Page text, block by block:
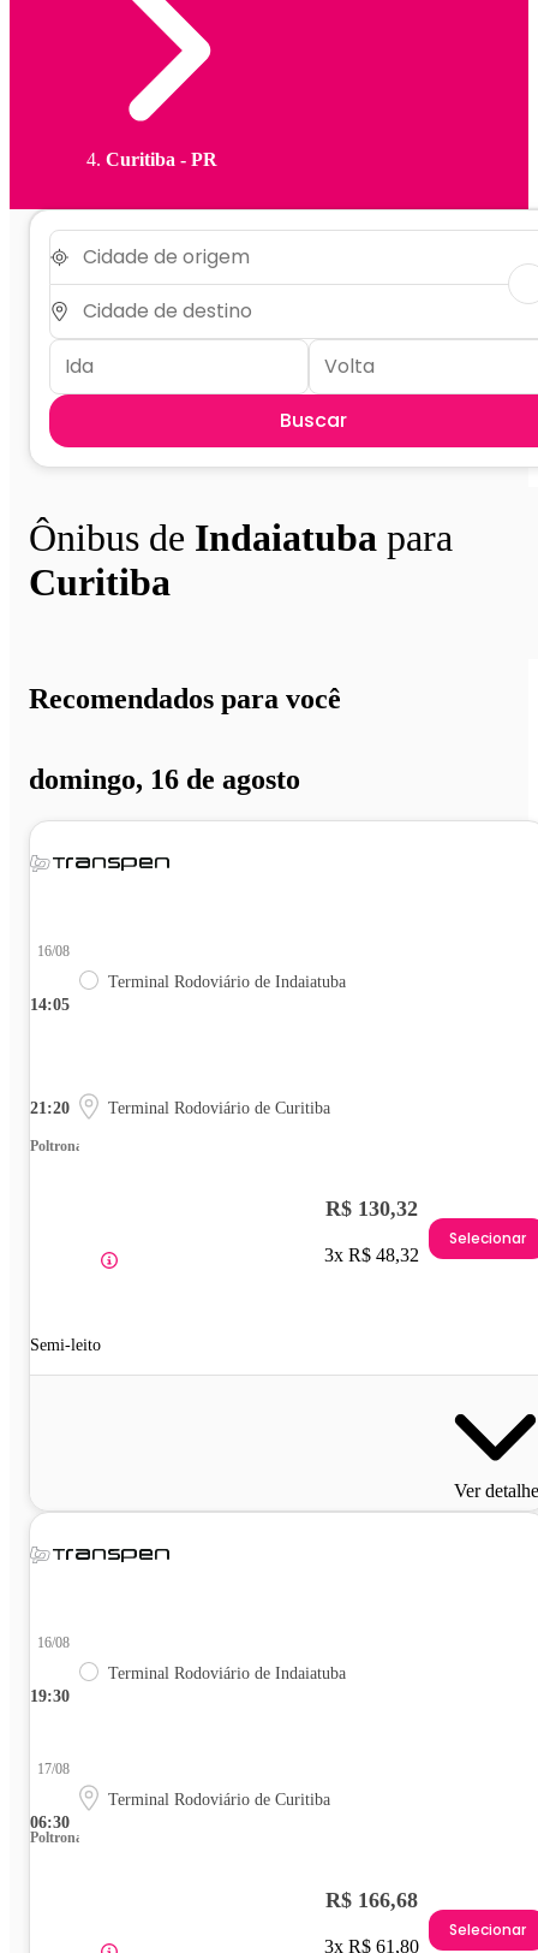
Curitiba - PR
Buscar
Ônibus de Indaiatuba para
Curitiba
Recomendados para você
domingo, 16 de agosto
14:05
16/08
Terminal Rodoviário de Indaiatuba
21:20 Terminal Rodoviário de Curitiba
Poltrona
Semi-leito
R$ 130,32
3x R$ 48,32
Selecionar
Ver
19:30
16/08
Terminal Rodoviário de Indaiatuba
06:30
17/08
Terminal Rodoviário de Curitiba
Poltrona
R$ 166,68
3x R$ 61,80
Selecionar